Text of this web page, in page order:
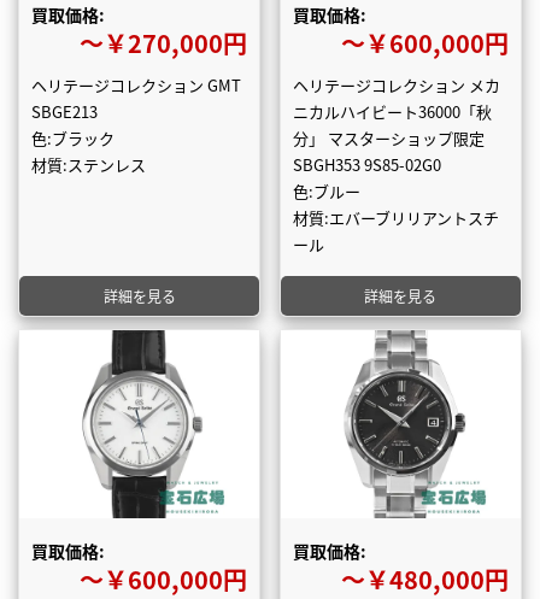
買取価格:
〜￥270,000円
ヘリテージコレクション GMT
SBGE213
色:ブラック
材質:ステンレス
詳細を見る
買取価格:
〜￥600,000円
ヘリテージコレクション メカ
ニカルハイビート36000「秋
分」 マスターショップ限定
SBGH353 9S85-02G0
色:ブルー
材質:エバーブリリアントスチ
ール
詳細を見る
買取価格:
〜￥600,000円
買取価格:
〜￥480,000円